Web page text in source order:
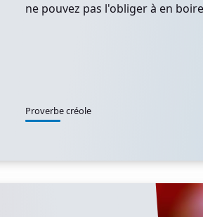
ne pouvez pas l'obliger à en
Proverbe créole